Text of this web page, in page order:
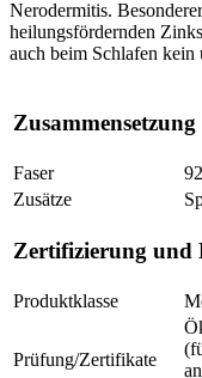
Nerodermitis.
heilungsfördernden
auch beim Schlafen kein
Zusammensetzung
Faser
Zusätze
Zertifizierung und
Produktklasse
Prüfung/Zertifikate